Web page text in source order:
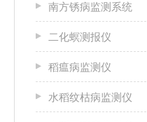
南方锈病监测系统
二化螟测报仪
稻瘟病监测仪
水稻纹枯病监测仪